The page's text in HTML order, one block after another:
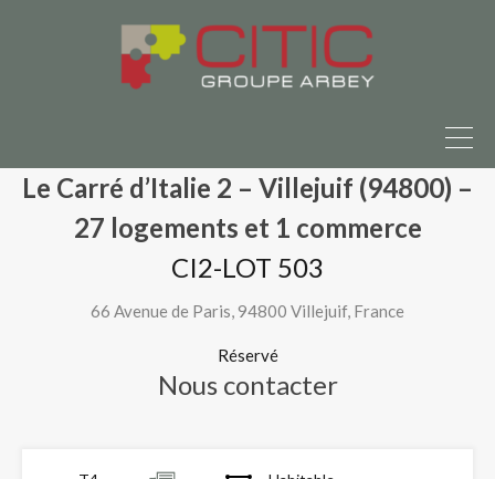
Parlons-en ici
Accueil
Nos programmes neufs
Le Carré d’Italie 2 – Villejuif (94800) – 27 logements et 1
Le Carré d’Italie 2 – Villejuif (94800) –
27 logements et 1 commerce
CI2-LOT 503
66 Avenue de Paris, 94800 Villejuif, France
Réservé
Nous contacter